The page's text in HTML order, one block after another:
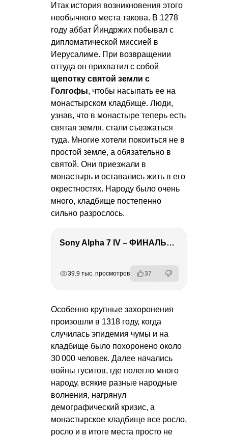
Итак история возникновения этого
необычного места такова. В 1278
году аббат Йиндржих побывал с
дипломатической миссией в
Иерусалиме. При возвращении
оттуда он прихватил с собой
щепотку святой земли с
Голгофы, чтобы насыпать ее на
монастырском кладбище. Люди,
узнав, что в монастыре теперь есть
святая земля, стали съезжаться
туда. Многие хотели покоиться не в
простой земле, а обязательно в
святой. Они приезжали в
монастырь и оставались жить в его
окрестностях. Народу было очень
много, кладбище постепенно
сильно разрослось.
Sony Alpha 7 IV – ФИНАЛЬНЫЙ ОБЗОР
39.9 тыс. просмотров 37
Особенно крупные захоронения
произошли в 1318 году, когда
случилась эпидемия чумы и на
кладбище было похоронено около
30 000 человек. Далее начались
войны гуситов, где полегло много
народу, всякие разные народные
волнения, нагрянул
демографический кризис, а
монастырское кладбище все росло,
росло и в итоге места просто не